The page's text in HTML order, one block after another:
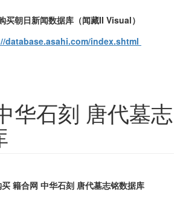
买朝日新闻数据库（闻藏II Visual）
database.asahi.com/index.shtml
华石刻 唐代墓志
籍合网 中华石刻 唐代墓志铭数据库